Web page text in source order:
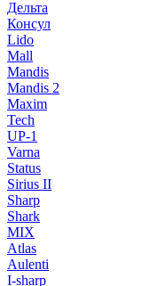
Дельта
Консул
Lido
Mall
Mandis
Mandis 2
Maxim
Tech
UP-1
Varna
Status
Sirius II
Sharp
Shark
MIX
Atlas
Aulenti
I-sharp